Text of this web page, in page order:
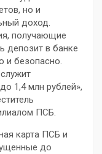
но и
доход.
получающие
депозит в банке
и безопасно.
до 1,4 млн рублей»,
ПСБ.
карта ПСБ и
до